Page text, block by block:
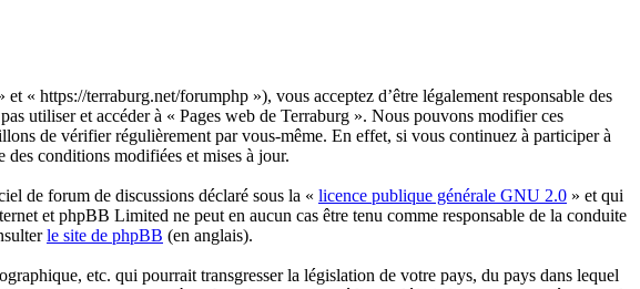
« https://terraburg.net/forumphp »), vous acceptez d’être légalement responsable des
utiliser et accéder à « Pages web de Terraburg ». Nous pouvons modifier ces
de vérifier régulièrement par vous-même. En effet, si vous continuez à participer à
des conditions modifiées et mises à jour.
de forum de discussions déclaré sous la « licence publique générale GNU 2.0 » et qui
et phpBB Limited ne peut en aucun cas être tenu comme responsable de la conduite
le site de phpBB (en anglais).
etc. qui pourrait transgresser la législation de votre pays, du pays dans lequel